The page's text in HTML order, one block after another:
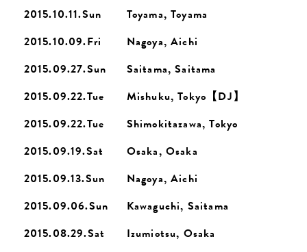
2015.10.11.Sun
Toyama, Toyama
2015.10.09.Fri
Nagoya, Aichi
2015.09.27.Sun
Saitama, Saitama
2015.09.22.Tue
Mishuku, Tokyo【DJ】
2015.09.22.Tue
Shimokitazawa, Tokyo
2015.09.19.Sat
Osaka, Osaka
2015.09.13.Sun
Nagoya, Aichi
2015.09.06.Sun
Kawaguchi, Saitama
2015.08.29.Sat
Izumiotsu, Osaka